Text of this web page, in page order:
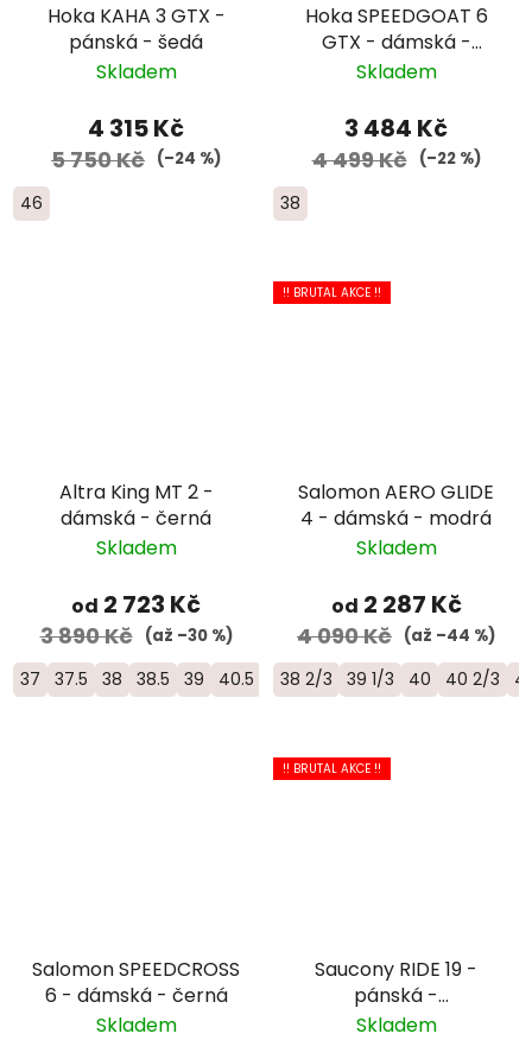
Hoka KAHA 3 GTX -
pánská - šedá
Skladem
4 315 Kč
5 750 Kč (–24 %)
46
Hoka SPEEDGOAT 6
GTX - dámská -
černá
Skladem
3 484 Kč
4 499 Kč (–22 %)
38
Altra King MT 2 -
dámská - černá
Skladem
od 2 723 Kč
3 890 Kč (až –30 %)
37 37.5 38 38.5 39 40.5 42
!! BRUTAL AKCE !!
Salomon AERO GLIDE
4 - dámská - modrá
Skladem
od 2 287 Kč
4 090 Kč (až –44 %)
38 2/3 39 1/3 40 40 2/3
Salomon SPEEDCROSS
6 - dámská - černá
Skladem
!! BRUTAL AKCE !!
Saucony RIDE 19 -
pánská -
oranžová/bílá
Skladem